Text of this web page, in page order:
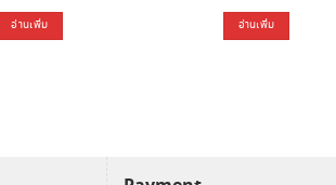
อ่านเพิ่ม อ่านเพิ่ม